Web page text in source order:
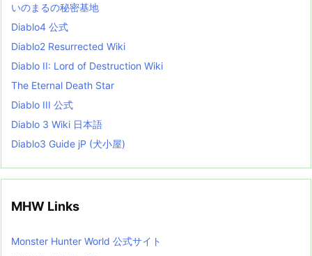
i
s
t
いのまるの秘密基地
Diablo4 公式
Diablo2 Resurrected Wiki
Diablo II: Lord of Destruction Wiki
The Eternal Death Star
Diablo III 公式
Diablo 3 Wiki 日本語
Diablo3 Guide jP (犬小屋)
MHW Links
Monster Hunter World 公式サイト